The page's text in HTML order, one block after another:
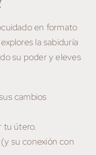
en formato
la sabiduría
su poder y eleves
cambios
tu útero.
su conexión con